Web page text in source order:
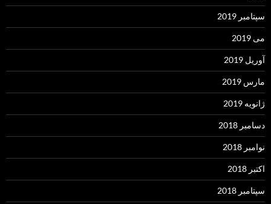
سپتامبر 2019
می 2019
آوریل 2019
مارس 2019
ژانویه 2019
دسامبر 2018
نوامبر 2018
اکتبر 2018
سپتامبر 2018